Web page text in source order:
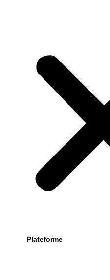
Plateforme